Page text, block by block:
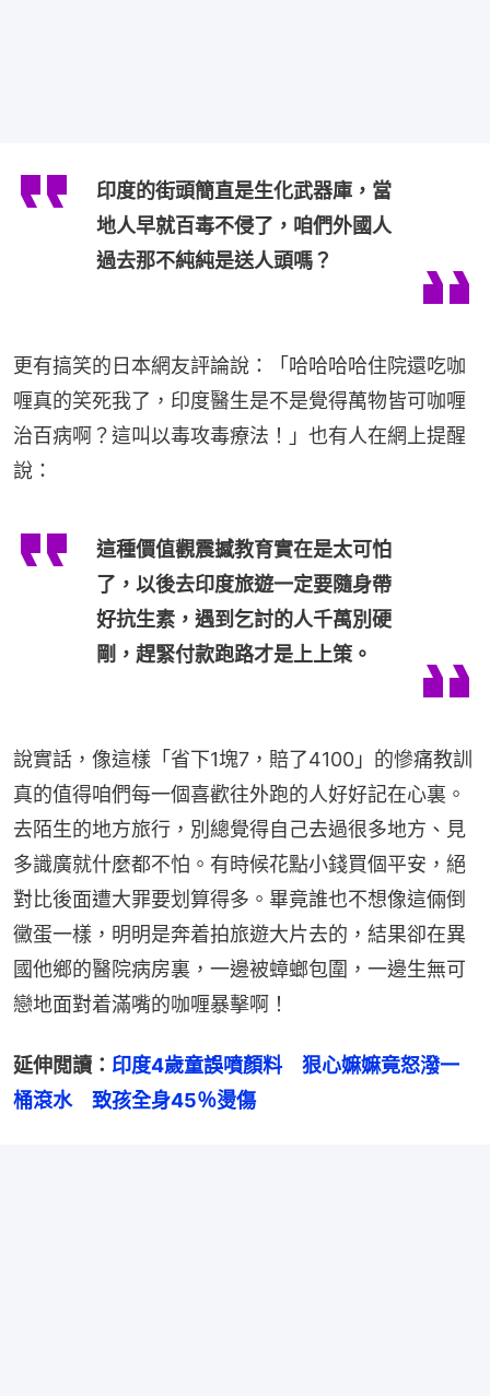
印度的街頭簡直是生化武器庫，當
地人早就百毒不侵了，咱們外國人
過去那不純純是送人頭嗎？
更有搞笑的日本網友評論說：「哈哈哈哈住院還吃咖
喱真的笑死我了，印度醫生是不是覺得萬物皆可咖喱
治百病啊？這叫以毒攻毒療法！」也有人在網上提醒
說：
這種價值觀震撼教育實在是太可怕
了，以後去印度旅遊一定要隨身帶
好抗生素，遇到乞討的人千萬別硬
剛，趕緊付款跑路才是上上策。
說實話，像這樣「省下1塊7，賠了4100」的慘痛教訓
真的值得咱們每一個喜歡往外跑的人好好記在心裏。
去陌生的地方旅行，別總覺得自己去過很多地方、見
多識廣就什麼都不怕。有時候花點小錢買個平安，絕
對比後面遭大罪要划算得多。畢竟誰也不想像這倆倒
黴蛋一樣，明明是奔着拍旅遊大片去的，結果卻在異
國他鄉的醫院病房裏，一邊被蟑螂包圍，一邊生無可
戀地面對着滿嘴的咖喱暴擊啊！
延伸閲讀： 印度4歲童誤噴顏料　狠心嫲嫲竟怒潑一
桶滾水　致孩全身45％燙傷